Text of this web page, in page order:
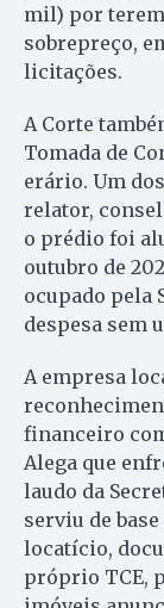
mil) por
sobrepreço,
licitações.
A Corte
Tomada de
erário. Um
relator,
o prédio foi
outubro de
ocupado pela
despesa sem
A empresa
financeiro
Alega que
laudo da
serviu de
locatício,
próprio TCE,